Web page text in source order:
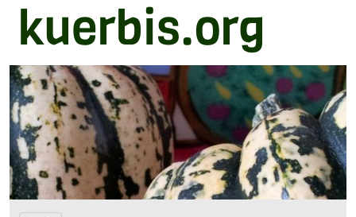
Zum Hauptinhalt springen
kuerbis.org